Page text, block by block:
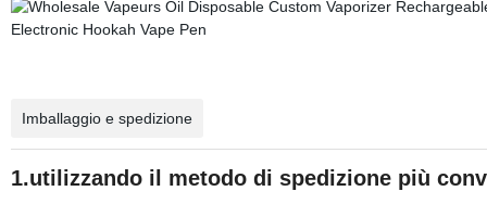
Imballaggio e spedizione
1.utilizzando il metodo di spedizione più